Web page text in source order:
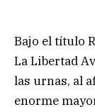
Bajo el título
La Libertad
las urnas, al
enorme